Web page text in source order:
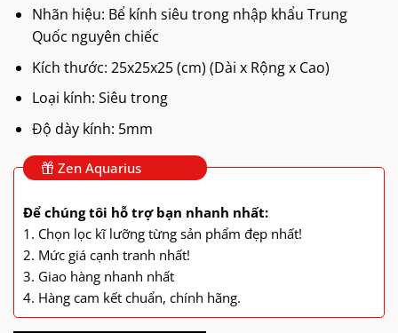
Nhãn hiệu: Bể kính siêu trong nhập khẩu Trung
Quốc nguyên chiếc
Kích thước: 25x25x25 (cm) (Dài x Rộng x Cao)
Loại kính: Siêu trong
Độ dày kính: 5mm
Zen Aquarius
Để chúng tôi hỗ trợ bạn nhanh nhất:
1. Chọn lọc kĩ lưỡng từng sản phẩm đẹp nhất!
2. Mức giá cạnh tranh nhất!
3. Giao hàng nhanh nhất
4. Hàng cam kết chuẩn, chính hãng.